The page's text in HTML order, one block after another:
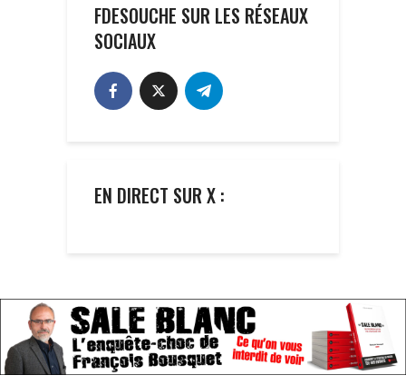
FDESOUCHE SUR LES RÉSEAUX
SOCIAUX
EN DIRECT SUR X :